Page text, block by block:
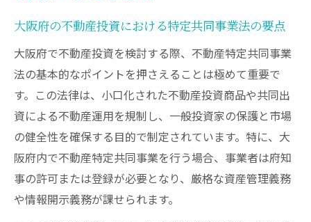
大阪府の不動産投資における特定共同事業法の要点
大阪府で不動産投資を検討する際、不動産特定共同事業
法の基本的なポイントを押さえることは極めて重要で
す。この法律は、小口化された不動産投資商品や共同出
資による不動産運用を規制し、一般投資家の保護と市場
の健全性を確保する目的で制定されています。特に、大
阪府内で不動産特定共同事業を行う場合、事業者は府知
事の許可または登録が必要となり、厳格な資産管理義務
や情報開示義務が課せられます。